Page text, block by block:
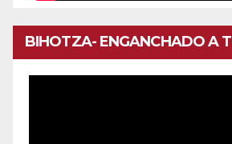
BIHOTZA- ENGANCHADO A